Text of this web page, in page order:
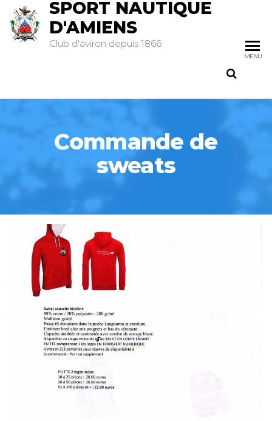
SPORT NAUTIQUE
D'AMIENS
Club d'aviron depuis 1866
MENU
Commande de
sweats